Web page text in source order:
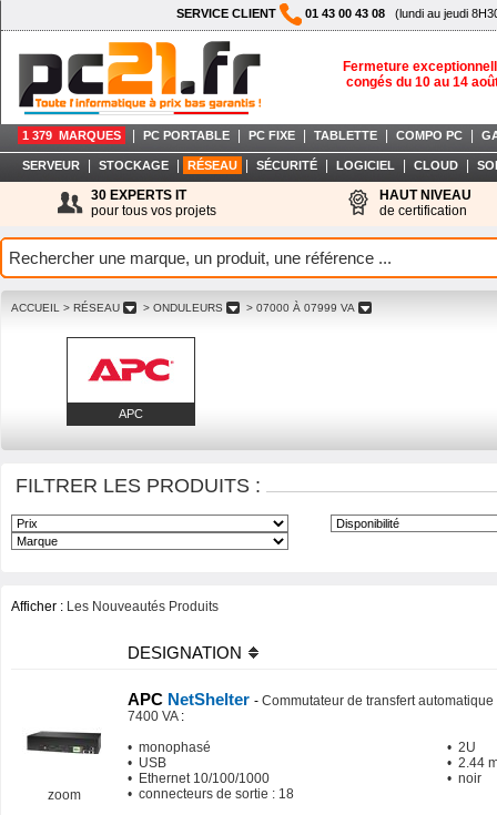
SERVICE CLIENT 01 43 00 43 08 (lundi au jeudi
Fermeture
congés du 10 au 14
1 379 MARQUES PC PORTABLE PC FIXE TABLETTE COMPO PC
SERVEUR STOCKAGE RÉSEAU SÉCURITÉ LOGICIEL CLOUD
30 EXPERTS IT
pour tous vos projets
HAUT NIVEAU
de certification
ACCUEIL > RÉSEAU > ONDULEURS > 07000 À 07999 VA
APC
FILTRER LES PRODUITS :
Afficher : Les Nouveautés Produits
DESIGNATION
zoom
APC NetShelter - Commutateur de transfert
7400 VA:
• monophasé
• USB
• Ethernet 10/100/1000
• connecteurs de sortie : 18
• 2U
• 2.44
• noir